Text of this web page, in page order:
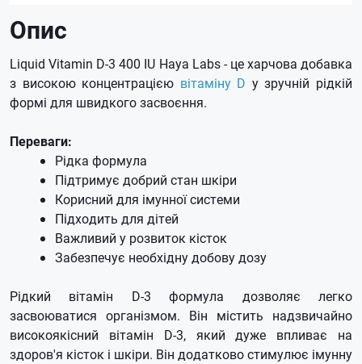
Опис
Liquid Vitamin D-3 400 IU Haya Labs - це харчова добавка
з високою концентрацією вітаміну D у зручній рідкій
формі для швидкого засвоєння.
Переваги:
Рідка формула
Підтримує добрий стан шкіри
Корисний для імунної системи
Підходить для дітей
Важливий у розвиток кісток
Забезпечує необхідну добову дозу
Рідкий вітамін D-3 формула дозволяє легко
засвоюватися організмом. Він містить надзвичайно
високоякісний вітамін D-3, який дуже впливає на
здоров'я кісток і шкіри. Він додатково стимулює імунну